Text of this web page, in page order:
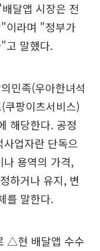
달앱 시장은 전
이라며 "정부가
고 말했다.
민족(우아한녀석
쿠팡이츠서비스)
해당한다. 공정
업자란 단독으
용역의 가격,
하거나 유지, 변
를 말한다.
△현 배달앱 수수